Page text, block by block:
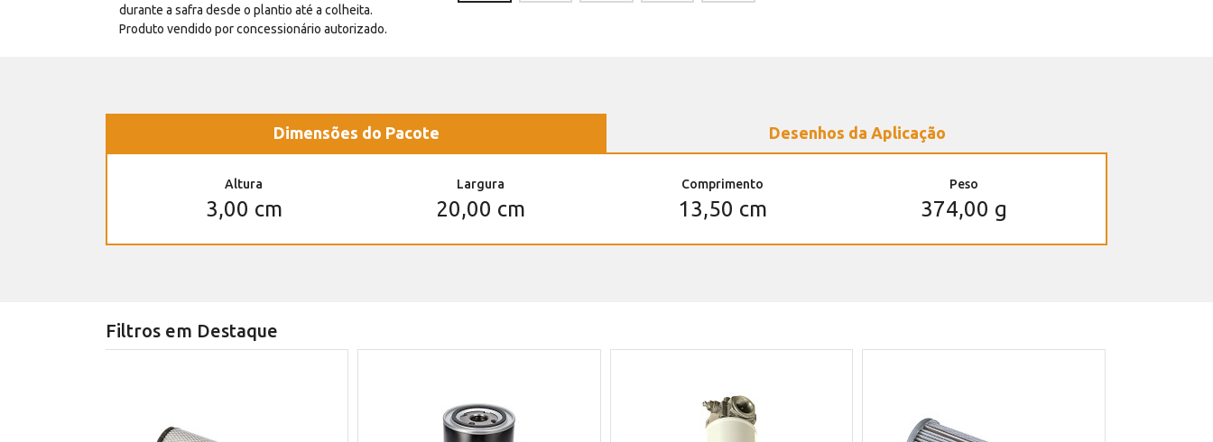
durante a safra desde o plantio até a colheita.
Produto vendido por concessionário autorizado.
Dimensões do Pacote Desenhos da Aplicação
Altura
3,00 cm
Largura
20,00 cm
Comprimento
13,50 cm
Peso
374,00 g
Filtros em Destaque